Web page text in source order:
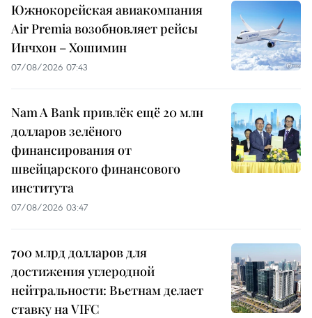
Южнокорейская авиакомпания
Air Premia возобновляет рейсы
Инчхон – Хошимин
07/08/2026 07:43
Nam A Bank привлёк ещё 20 млн
долларов зелёного
финансирования от
швейцарского финансового
института
07/08/2026 03:47
700 млрд долларов для
достижения углеродной
нейтральности: Вьетнам делает
ставку на VIFC